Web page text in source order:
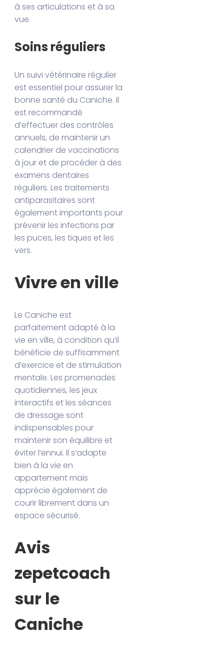
à ses articulations et à sa
vue.
Soins réguliers
Un suivi vétérinaire régulier
est essentiel pour assurer la
bonne santé du Caniche. Il
est recommandé
d’effectuer des contrôles
annuels, de maintenir un
calendrier de vaccinations
à jour et de procéder à des
examens dentaires
réguliers. Les traitements
antiparasitaires sont
également importants pour
prévenir les infections par
les puces, les tiques et les
vers.
Vivre en ville
Le Caniche est
parfaitement adapté à la
vie en ville, à condition qu’il
bénéficie de suffisamment
d’exercice et de stimulation
mentale. Les promenades
quotidiennes, les jeux
interactifs et les séances
de dressage sont
indispensables pour
maintenir son équilibre et
éviter l’ennui. Il s’adapte
bien à la vie en
appartement mais
apprécie également de
courir librement dans un
espace sécurisé.
Avis
zepetcoach
sur le
Caniche